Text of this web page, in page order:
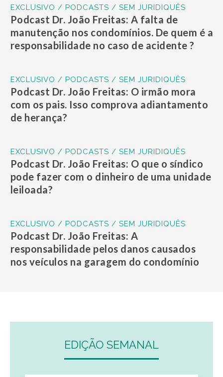
EXCLUSIVO / PODCASTS / SEM JURIDIQUÊS
Podcast Dr. João Freitas: A falta de
manutenção nos condomínios. De quem é a
responsabilidade no caso de acidente ?
EXCLUSIVO / PODCASTS / SEM JURIDIQUÊS
Podcast Dr. João Freitas: O irmão mora
com os pais. Isso comprova adiantamento
de herança?
EXCLUSIVO / PODCASTS / SEM JURIDIQUÊS
Podcast Dr. João Freitas: O que o síndico
pode fazer com o dinheiro de uma unidade
leiloada?
EXCLUSIVO / PODCASTS / SEM JURIDIQUÊS
Podcast Dr. João Freitas: A
responsabilidade pelos danos causados
nos veículos na garagem do condomínio
EDIÇÃO SEMANAL